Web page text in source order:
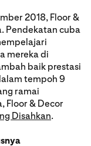
2018, Floor &
Pendekatan cuba
mereka di
baik prestasi
tempoh 9
ramai
Floor & Decor
Disahkan.